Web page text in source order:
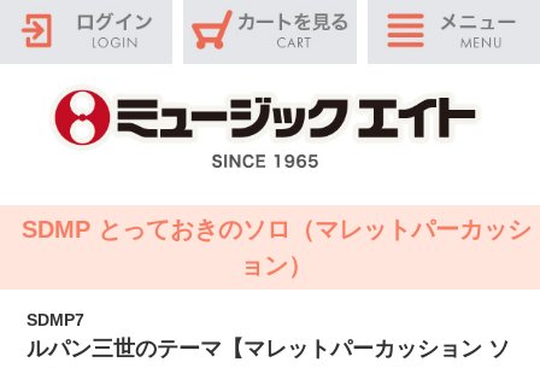
SDMP とっておきのソロ（マレットパーカッシ
ョン）
SDMP7
ルパン三世のテーマ【マレットパーカッション ソ